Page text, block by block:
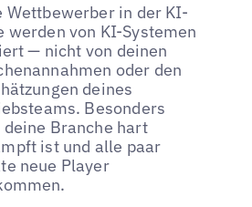
Wettbewerber in der KI-
werden von KI-Systemen
— nicht von deinen
oder den
deines
Besonders
deine Branche hart
ist und alle paar
neue Player